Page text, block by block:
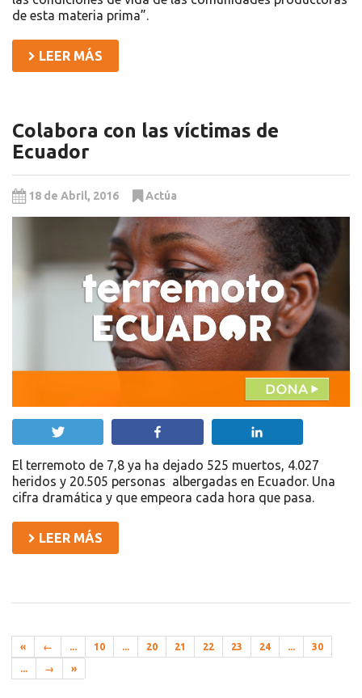
de esta materia prima”.
LEER MÁS
Colabora con las víctimas de
Ecuador
18 de Abril, 2016 Actúa
El terremoto de 7,8 ya ha dejado 525 muertos, 4.027
heridos y 20.505 personas albergadas en Ecuador. Una
cifra dramática y que empeora cada hora que pasa.
LEER MÁS
« ← 10 20 21 22 23 24 30
→ »